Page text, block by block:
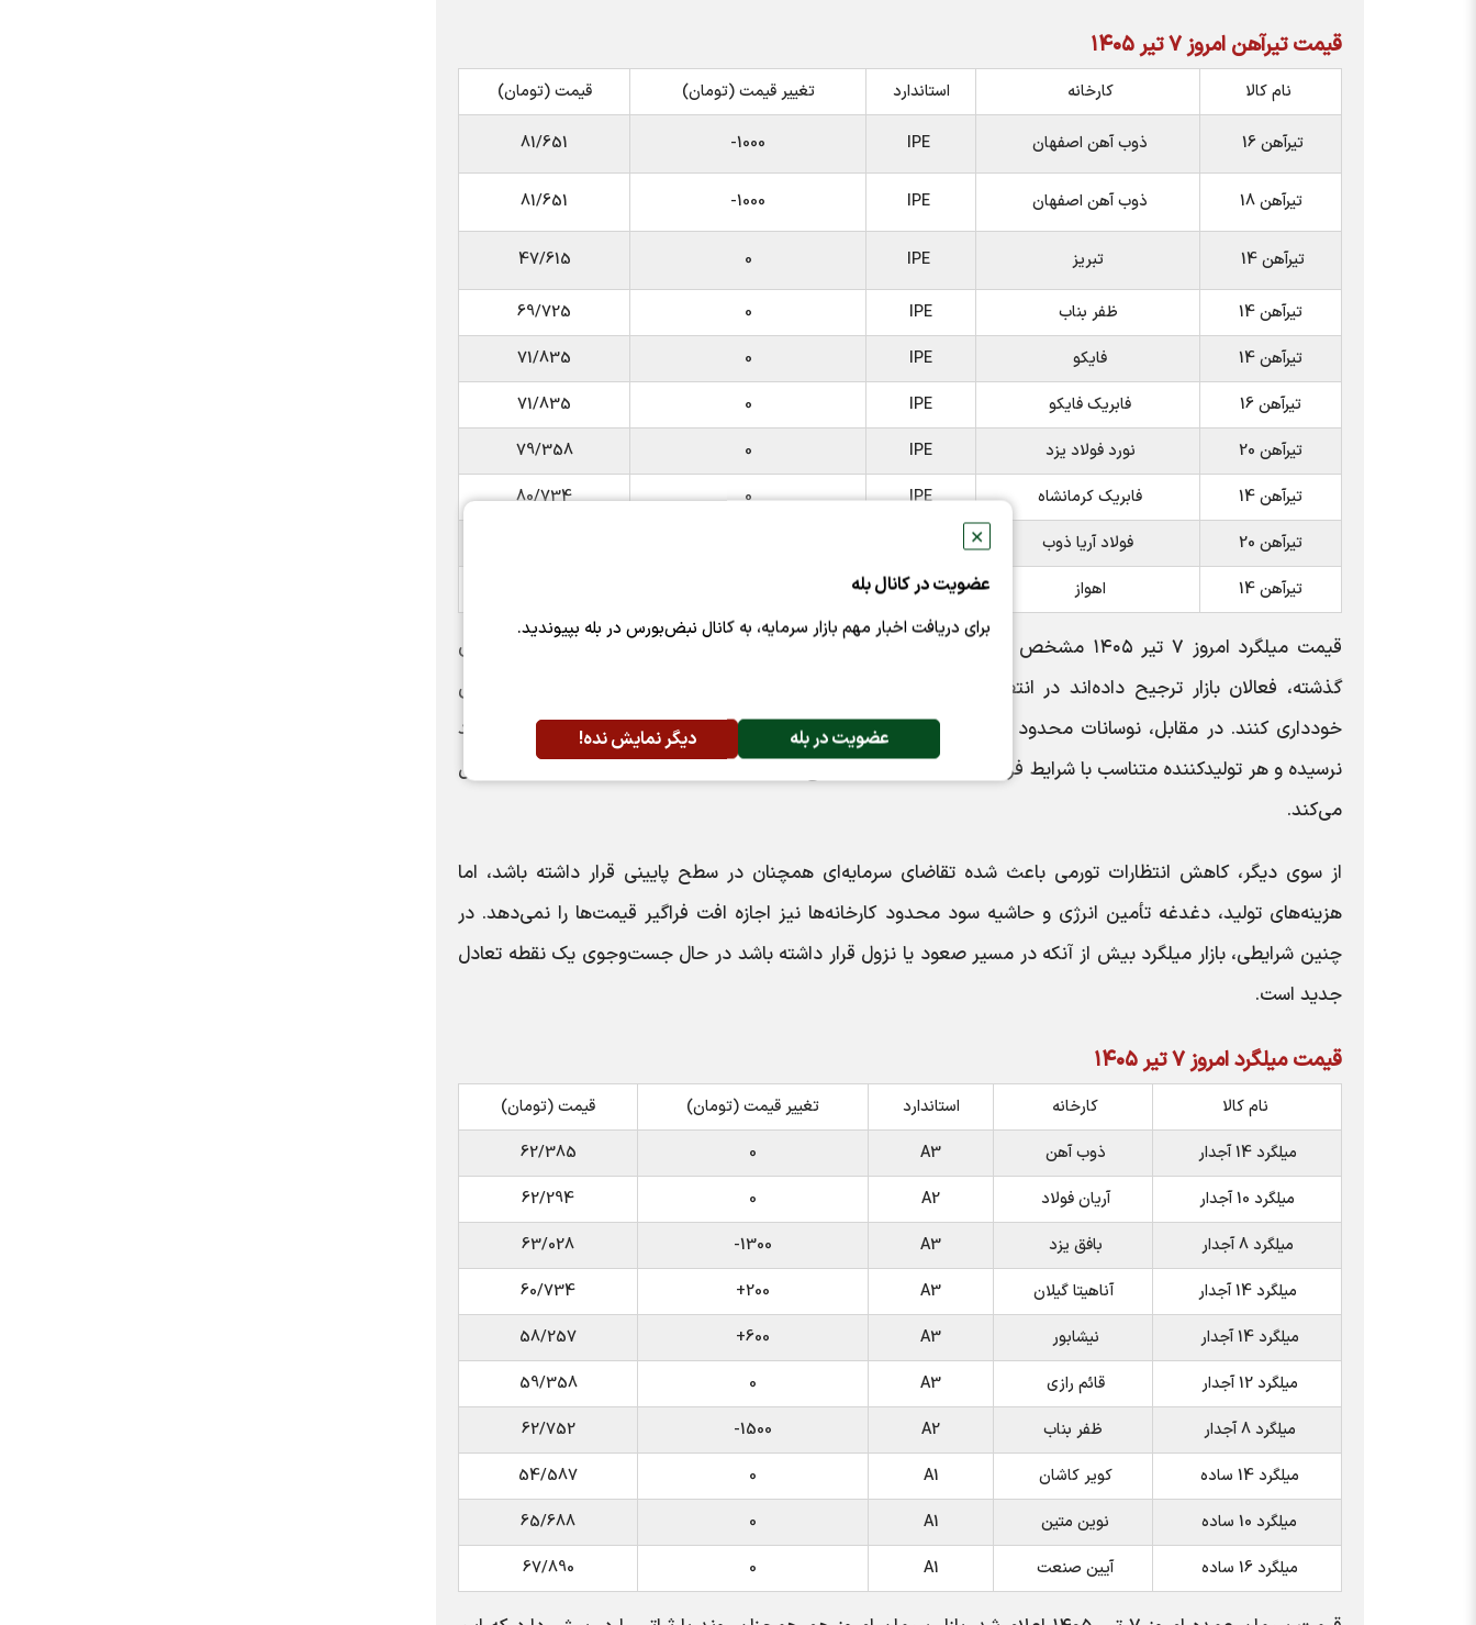
✕
عضویت در کانال بله
برای دریافت اخبار مهم بازار سرمایه، به کانال نبض‌بورس در بله بپیوندید.
عضویت در بله دیگر نمایش نده!
قیمت تیرآهن امروز ۷ تیر ۱۴۰۵
نام کالا کارخانه استاندارد تغییر قیمت (تومان) قیمت (تومان)
تیرآهن 16 ذوب آهن اصفهان 1000-
81/651
تیرآهن 18 ذوب آهن اصفهان 1000-
81/651
تیرآهن 14 تبریز 0
47/615
تیرآهن 14 ظفر بناب IPE
0
69/725
تیرآهن 14
فایکو IPE
0
71/835
تیرآهن 16
فابریک فایکو IPE
0
71/835
تیرآهن 20
نورد فولاد یزد IPE
0
79/358
تیرآهن 14
فابریک کرمانشاه IPE
0
80/734
تیرآهن 20
فولاد آریا ذوب
تیرآهن 14
اهواز IPE
قیمت میلگرد امروز ۷ تیر ۱۴۰۵ مشخص شد. غلبه ثبات بر بازار میلگرد نشان می‌دهد پس از اصلاحات هفته‌های
گذشته، فعالان بازار ترجیح داده‌اند در انتظار مشخص‌تر شدن روند متغیرهای اثرگذار از تغییرات گسترده قیمتی
خودداری کنند. در مقابل، نوسانات محدود در برخی محصولات نیز بیانگر آن است که بازار هنوز به یک مسیر واحد
نرسیده و هر تولیدکننده متناسب با شرایط فروش، موجودی انبار و سطح تقاضای خود، سیاست قیمتی متفاوتی را دنبال
می‌کند.
از سوی دیگر، کاهش انتظارات تورمی باعث شده تقاضای سرمایه‌ای همچنان در سطح پایینی قرار داشته باشد، اما
هزینه‌های تولید، دغدغه تأمین انرژی و حاشیه سود محدود کارخانه‌ها نیز اجازه افت فراگیر قیمت‌ها را نمی‌دهد. در
چنین شرایطی، بازار میلگرد بیش از آنکه در مسیر صعود یا نزول قرار داشته باشد در حال جست‌وجوی یک نقطه تعادل
جدید است.
قیمت میلگرد امروز ۷ تیر ۱۴۰۵
نام کالا کارخانه استاندارد تغییر قیمت (تومان)
قیمت (تومان)
میلگرد 14 آجدار
ذوب آهن A3
0
62/385
میلگرد 10 آجدار
آریان فولاد A2
0
62/294
میلگرد 8 آجدار
بافق یزد A3
1300-
63/028
میلگرد 14 آجدار
آناهیتا گیلان A3
200+
60/734
میلگرد 14 آجدار
نیشابور A3
600+
58/257
میلگرد 12 آجدار
قائم رازی A3
0
59/358
میلگرد 8 آجدار
ظفر بناب A2
1500-
62/752
میلگرد 14 ساده
کویر کاشان A1
0
54/587
میلگرد 10 ساده
نوین متین A1
0
65/688
میلگرد 16 ساده
آیین صنعت A1
0
67/890